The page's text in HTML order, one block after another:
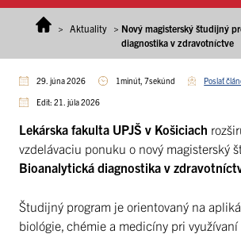
> Aktuality > Nový magisterský študijný
diagnostika v zdravotníctve
29. júna 2026 1minút, 7sekúnd Poslať
Edit: 21. júla 2026
Lekárska fakulta UPJŠ v Košiciach
vzdelávaciu ponuku o nový magisterský
Bioanalytická diagnostika v
Študijný program je orientovaný na
biológie, chémie a medicíny pri